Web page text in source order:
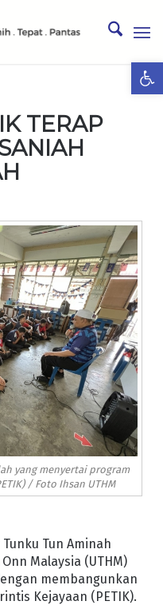
TERAP
yang menyertai program
/ Foto Ihsan UTHM
Tun Aminah
Malaysia (UTHM)
membangunkan
Kejayaan (PETIK).